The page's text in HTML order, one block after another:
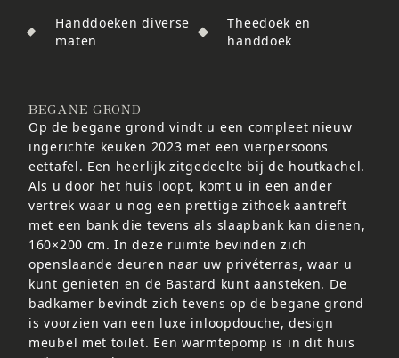
Handdoeken diverse
maten
Theedoek en
handdoek
BEGANE GROND
Op de begane grond vindt u een compleet nieuw
ingerichte keuken 2023 met een vierpersoons
eettafel. Een heerlijk zitgedeelte bij de houtkachel.
Als u door het huis loopt, komt u in een ander
vertrek waar u nog een prettige zithoek aantreft
met een bank die tevens als slaapbank kan dienen,
160×200 cm. In deze ruimte bevinden zich
openslaande deuren naar uw privéterras, waar u
kunt genieten en de Bastard kunt aansteken. De
badkamer bevindt zich tevens op de begane grond
is voorzien van een luxe inloopdouche, design
meubel met toilet. Een warmtepomp is in dit huis